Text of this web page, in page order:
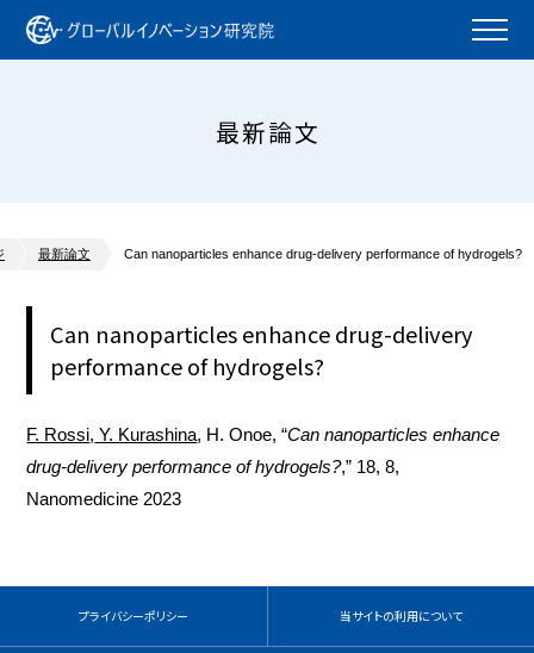
最新論文
最新論文 Can nanoparticles enhance drug-delivery performance of hydrogels?
Can nanoparticles enhance drug-delivery
performance of hydrogels?
F. Rossi, Y. Kurashina, H. Onoe, “Can nanoparticles enhance
drug-delivery performance of hydrogels?,” 18, 8,
Nanomedicine 2023
プライバシーポリシー 当サイトの利用について